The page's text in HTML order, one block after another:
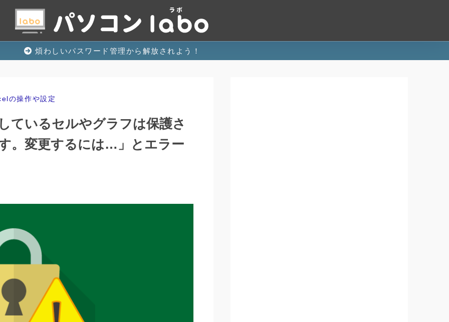
煩わしいパスワード管理から解放されよう！
の操作や設定
ているセルやグラフは保護さ
。変更するには…」とエラー